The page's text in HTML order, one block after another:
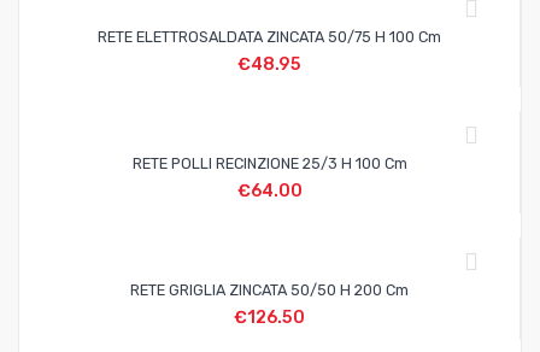
RETE ELETTROSALDATA ZINCATA 50/75 H 100 Cm
€48.95
RETE POLLI RECINZIONE 25/3 H 100 Cm
€64.00
RETE GRIGLIA ZINCATA 50/50 H 200 Cm
€126.50